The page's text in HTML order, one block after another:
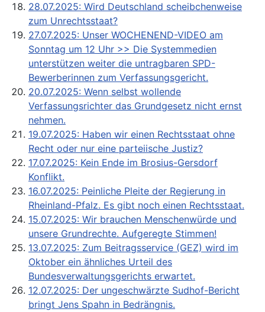
28.07.2025: Wird Deutschland scheibchenweise
zum Unrechtsstaat?
27.07.2025: Unser WOCHENEND-VIDEO am
Sonntag um 12 Uhr >> Die Systemmedien
unterstützen weiter die untragbaren SPD-
Bewerberinnen zum Verfassungsgericht.
20.07.2025: Wenn selbst wollende
Verfassungsrichter das Grundgesetz nicht ernst
nehmen.
19.07.2025: Haben wir einen Rechtsstaat ohne
Recht oder nur eine parteiische Justiz?
17.07.2025: Kein Ende im Brosius-Gersdorf
Konflikt.
16.07.2025: Peinliche Pleite der Regierung in
Rheinland-Pfalz. Es gibt noch einen Rechtsstaat.
15.07.2025: Wir brauchen Menschenwürde und
unsere Grundrechte. Aufgeregte Stimmen!
13.07.2025: Zum Beitragsservice (GEZ) wird im
Oktober ein ähnliches Urteil des
Bundesverwaltungsgerichts erwartet.
12.07.2025: Der ungeschwärzte Sudhof-Bericht
bringt Jens Spahn in Bedrängnis.